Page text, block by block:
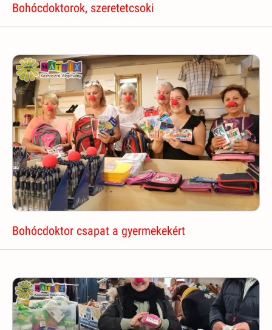
Bohócdoktorok, szeretetcsoki
Bohócdoktor csapat a gyermekekért